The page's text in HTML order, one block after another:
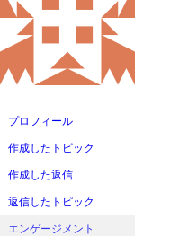
ツ
へ
ス
ッ
プ
プロフィール
作成したトピック
作成した返信
返信したトピック
エンゲージメント